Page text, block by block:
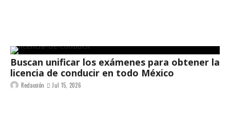
Buscan unificar los exámenes para obtener la
licencia de conducir en todo México
Redacción Jul 15, 2026